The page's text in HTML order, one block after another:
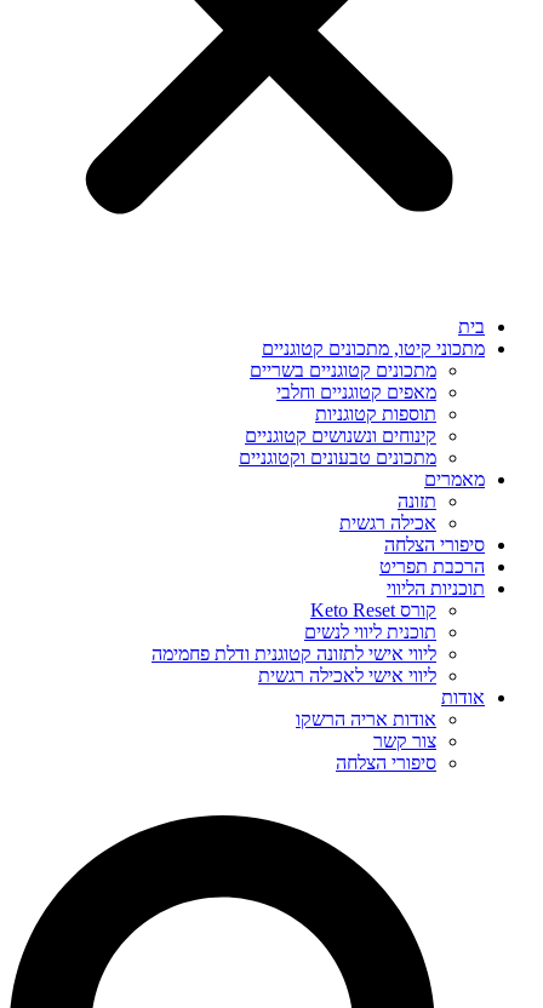
בית
מתכוני קיטו, מתכונים קטוגניים
מתכונים קטוגניים בשריים
מאפים קטוגניים וחלבי
תוספות קטוגניות
קינוחים ונשנושים קטוגניים
מתכונים טבעונים וקטוגניים
מאמרים
תזונה
אכילה רגשית
סיפורי הצלחה
הרכבת תפריט
תוכניות הליווי
קורס Keto Reset
תוכנית ליווי לנשים
ליווי אישי לתזונה קטוגנית ודלת פחמימה
ליווי אישי לאכילה רגשית
אודות
אודות אריה הרשקו
צור קשר
סיפורי הצלחה